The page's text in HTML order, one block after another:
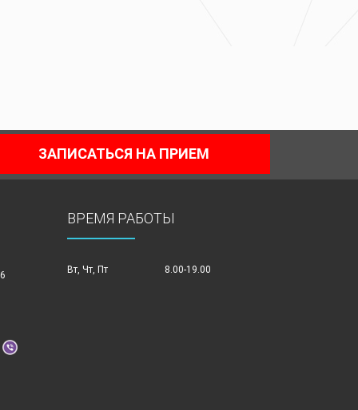
ЗАПИСАТЬСЯ НА ПРИЕМ
ВРЕМЯ РАБОТЫ
Вт, Чт, Пт 8.00-19.00